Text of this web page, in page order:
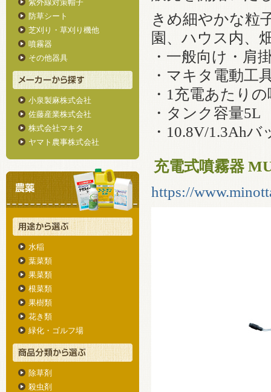
紫外線対策帽子
防草シート
芝刈り・草刈り機他
噴霧器
その他器具
小泉製麻株式会社
佐藤産業株式会社
株式会社マキタ
ヤマト農事株式会社
水稲
葉菜類
果菜類
根菜類
果樹類
花き類
緑化・ゴルフ場
除草剤
殺虫剤
きめ細やかな粒
園、ハウス内、
・一般向け・肩
・マキタ電動工
・1充電あたり
・タンク容量5L
・10.8V/1.3Ah
充電式噴霧器
https://